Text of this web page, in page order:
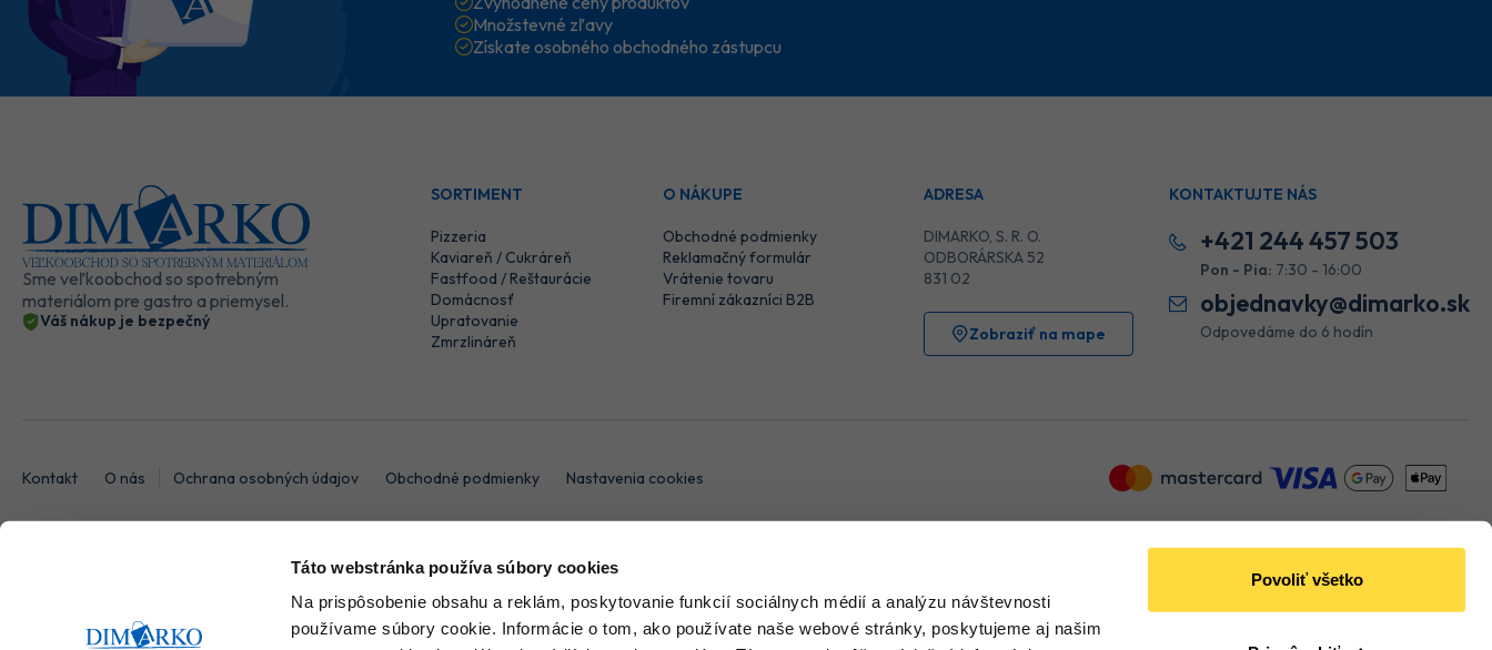
Táto webstránka používa súbory cookies
Na prispôsobenie obsahu a reklám, poskytovanie funkcií sociálnych médií a analýzu návštevnosti
používame súbory cookie. Informácie o tom, ako používate naše webové stránky, poskytujeme aj našim
Povoliť všetko
Množstevné zľavy
Získate osobného obchodného zástupcu
Sme veľkoobchod so spotrebným
materiálom pre gastro a priemysel.
Váš nákup je bezpečný
SORTIMENT
Pizzeria
Kaviareň / Cukráreň
Fastfood / Reštaurácie
Domácnosť
Upratovanie
Zmrzlináreň
O NÁKUPE
Obchodné podmienky
Reklamačný formulár
Vrátenie tovaru
Firemní zákazníci B2B
ADRESA
DIMARKO, S. R. O.
ODBORÁRSKA 52
831 02
Zobraziť na mape
KONTAKTUJTE NÁS
+421 244 457 503
Pon - Pia: 7:30 - 16:00
objednavky@dimarko.sk
Odpovedáme do 6 hodín
Kontakt O nás Ochrana osobných údajov Obchodné podmienky Nastavenia cookies
Tvorba výkonných internetových obchodov od RIESENIA
Táto stránka je chránená pomocou reCAPTCHA a uplatňujú saPravidlá ochrany osobných údajov